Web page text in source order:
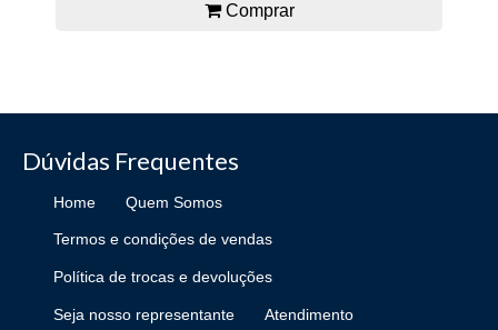
Comprar
Dúvidas Frequentes
Home Quem Somos
Termos e condições de vendas
Política de trocas e devoluções
Seja nosso representante Atendimento